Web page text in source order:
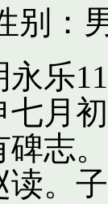
别：
乐
七月
志
。